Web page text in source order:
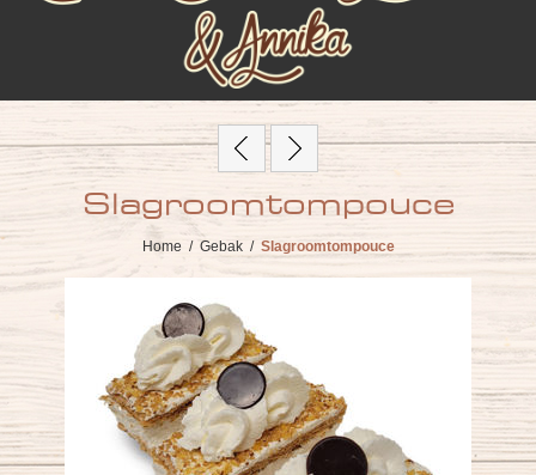
Slagroomtompouce
Home / Gebak / Slagroomtompouce